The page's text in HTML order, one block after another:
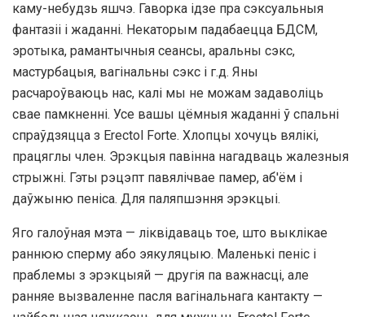
каму-небудзь яшчэ. Гаворка ідзе пра сэксуальныя
фантазіі і жаданні. Некаторым падабаецца БДСМ,
эротыка, рамантычныя сеансы, аральны сэкс,
мастурбацыя, вагінальны сэкс і г.д. Яны
расчароўваюць нас, калі мы не можам задаволіць
свае памкненні. Усе вашы цёмныя жаданні ў спальні
спраўдзяцца з Erectol Forte. Хлопцы хочуць вялікі,
працяглы член. Эрэкцыя павінна нагадваць жалезныя
стрыжні. Гэты рэцэпт павялічвае памер, аб'ём і
даўжыню пеніса. Для паляпшэння эрэкцыі.
Яго галоўная мэта — ліквідаваць тое, што выклікае
раннюю сперму або эякуляцыю. Маленькі пеніс і
праблемы з эрэкцыяй — другія па важнасці, але
ранняе вызваленне пасля вагінальнага кантакту —